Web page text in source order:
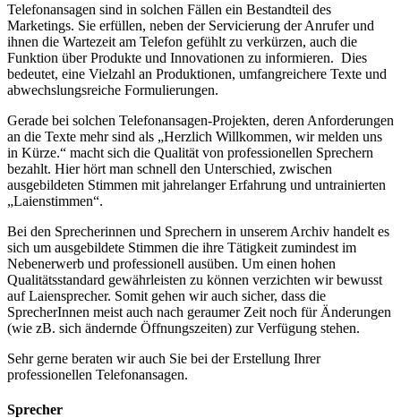
Telefonansagen sind in solchen Fällen ein Bestandteil des
Marketings. Sie erfüllen, neben der Servicierung der Anrufer und
ihnen die Wartezeit am Telefon gefühlt zu verkürzen, auch die
Funktion über Produkte und Innovationen zu informieren. Dies
bedeutet, eine Vielzahl an Produktionen, umfangreichere Texte und
abwechslungsreiche Formulierungen.
Gerade bei solchen Telefonansagen-Projekten, deren Anforderungen
an die Texte mehr sind als „Herzlich Willkommen, wir melden uns
in Kürze.“ macht sich die Qualität von professionellen Sprechern
bezahlt. Hier hört man schnell den Unterschied, zwischen
ausgebildeten Stimmen mit jahrelanger Erfahrung und untrainierten
„Laienstimmen“.
Bei den Sprecherinnen und Sprechern in unserem Archiv handelt es
sich um ausgebildete Stimmen die ihre Tätigkeit zumindest im
Nebenerwerb und professionell ausüben. Um einen hohen
Qualitätsstandard gewährleisten zu können verzichten wir bewusst
auf Laiensprecher. Somit gehen wir auch sicher, dass die
SprecherInnen meist auch nach geraumer Zeit noch für Änderungen
(wie zB. sich ändernde Öffnungszeiten) zur Verfügung stehen.
Sehr gerne beraten wir auch Sie bei der Erstellung Ihrer
professionellen Telefonansagen.
Sprecher